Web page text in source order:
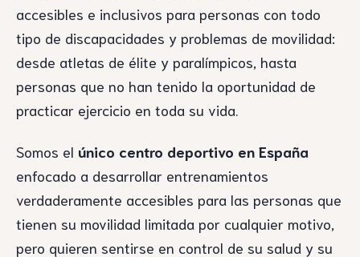
accesibles e inclusivos para personas con todo
tipo de discapacidades y problemas de movilidad:
desde atletas de élite y paralímpicos, hasta
personas que no han tenido la oportunidad de
practicar ejercicio en toda su vida.
Somos el único centro deportivo en España
enfocado a desarrollar entrenamientos
verdaderamente accesibles para las personas que
tienen su movilidad limitada por cualquier motivo,
pero quieren sentirse en control de su salud y su